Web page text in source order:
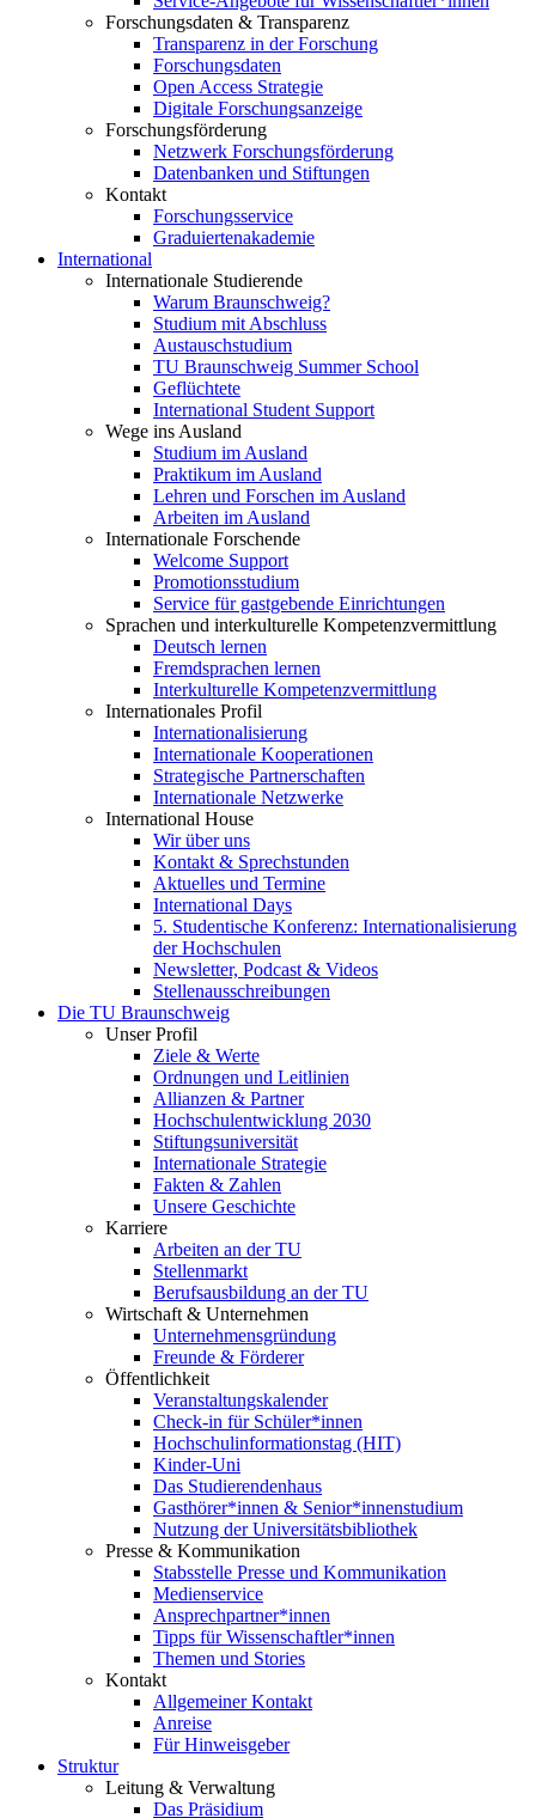
Forschungsdaten & Transparenz
Transparenz in der Forschung
Forschungsdaten
Open Access Strategie
Digitale Forschungsanzeige
Forschungsförderung
Netzwerk Forschungsförderung
Datenbanken und Stiftungen
Kontakt
Forschungsservice
Graduiertenakademie
International
Internationale Studierende
Warum Braunschweig?
Studium mit Abschluss
Austauschstudium
TU Braunschweig Summer School
Geflüchtete
International Student Support
Wege ins Ausland
Studium im Ausland
Praktikum im Ausland
Lehren und Forschen im Ausland
Arbeiten im Ausland
Internationale Forschende
Welcome Support
Promotionsstudium
Service für gastgebende Einrichtungen
Sprachen und interkulturelle Kompetenzvermittlung
Deutsch lernen
Fremdsprachen lernen
Interkulturelle Kompetenzvermittlung
Internationales Profil
Internationalisierung
Internationale Kooperationen
Strategische Partnerschaften
Internationale Netzwerke
International House
Wir über uns
Kontakt & Sprechstunden
Aktuelles und Termine
International Days
5. Studentische Konferenz: Internationalisierung
der Hochschulen
Newsletter, Podcast & Videos
Stellenausschreibungen
Die TU Braunschweig
Unser Profil
Ziele & Werte
Ordnungen und Leitlinien
Allianzen & Partner
Hochschulentwicklung 2030
Stiftungsuniversität
Internationale Strategie
Fakten & Zahlen
Unsere Geschichte
Karriere
Arbeiten an der TU
Stellenmarkt
Berufsausbildung an der TU
Wirtschaft & Unternehmen
Unternehmensgründung
Freunde & Förderer
Öffentlichkeit
Veranstaltungskalender
Check-in für Schüler*innen
Hochschulinformationstag (HIT)
Kinder-Uni
Das Studierendenhaus
Gasthörer*innen & Senior*innenstudium
Nutzung der Universitätsbibliothek
Presse & Kommunikation
Stabsstelle Presse und Kommunikation
Medienservice
Ansprechpartner*innen
Tipps für Wissenschaftler*innen
Themen und Stories
Kontakt
Allgemeiner Kontakt
Anreise
Für Hinweisgeber
Struktur
Leitung & Verwaltung
Das Präsidium